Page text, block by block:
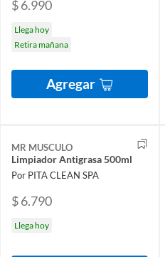
$ 6.990
Llega hoy
Retira mañana
Agregar
MR MUSCULO
Limpiador Antigrasa 500ml
Por PITA CLEAN SPA
$ 6.790
Llega hoy